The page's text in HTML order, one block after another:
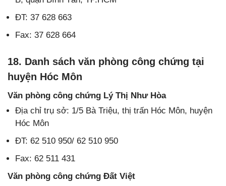
ĐT: 37 628 663
Fax: 37 628 664
18. Danh sách văn phòng công chứng tại
huyện Hóc Môn
Văn phòng công chứng Lý Thị Như Hòa
Địa chỉ trụ sở: 1/5 Bà Triệu, thị trấn Hóc Môn, huyện
Hóc Môn
ĐT: 62 510 950/ 62 510 950
Fax: 62 511 431
Văn phòng công chứng Đất Việt